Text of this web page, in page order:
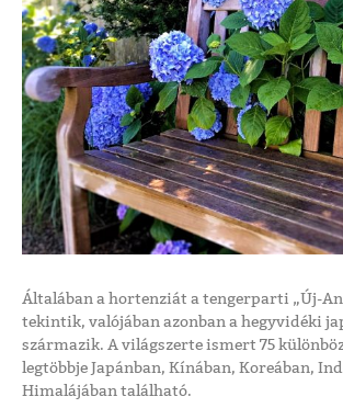
Általában a hortenziát a tengerparti „Új-
tekintik, valójában azonban a hegyvidéki
származik. A világszerte ismert 75
legtöbbje Japánban, Kínában, Koreában,
Himalájában található.